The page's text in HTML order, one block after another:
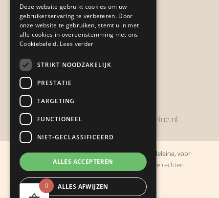
verzendtijden
Heb je een klacht?
Zwijnsbergenstraat 154
bestelling@boulevarddelamadeleine.nl
© Copyright 2019 - 2026Boulevard de la Madeleine, voor
cadeaus die je stiekem liever zelf houdt· Alle rechten
voorbehouden
Ontwikkeling door
0
Deze website gebruikt cookies om uw
gebruikerservaring te verbeteren. Door
onze website te gebruiken, stemt u in met
alle cookies in overeenstemming met ons
Cookiebeleid. Lees verder
STRIKT NOODZAKELIJK
PRESTATIE
TARGETING
FUNCTIONEEL
NIET-GECLASSIFICEERD
ALLES ACCEPTEREN
ALLES AFWIJZEN